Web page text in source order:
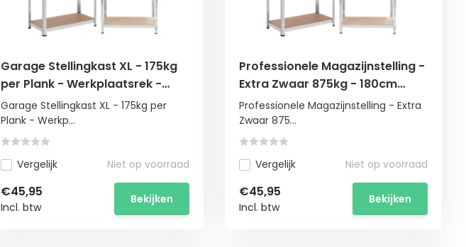
Garage Stellingkast XL - 175kg
per Plank - Werkplaatsrek -
Extra Stevig
Garage Stellingkast XL - 175kg per
Plank - Werkp...
Vergelijk Niet op voorraad
€45,95
Incl. btw
Bekijken
Professionele Magazijnstelling -
Extra Zwaar 875kg - 180cm
Hoog - 5 Verstelbare Planken
Professionele Magazijnstelling - Extra
Zwaar 875...
Vergelijk Niet op voorraad
€45,95
Incl. btw
Bekijken